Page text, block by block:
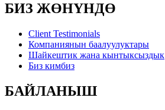
БИЗ ЖӨНҮНДӨ
Client Testimonials
Компаниянын баалуулуктары
Шайкештик жана кынтыксыздык
Биз кимбиз
БАЙЛАНЫШ